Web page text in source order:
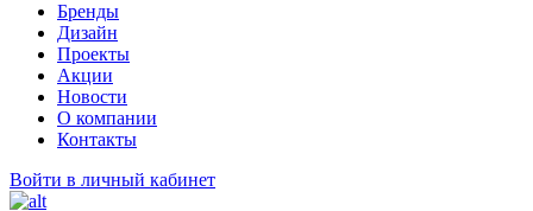
Бренды
Дизайн
Проекты
Акции
Новости
О компании
Контакты
Войти в личный кабинет